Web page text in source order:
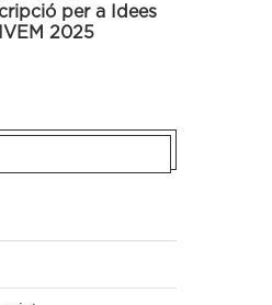
per a Idees
2025